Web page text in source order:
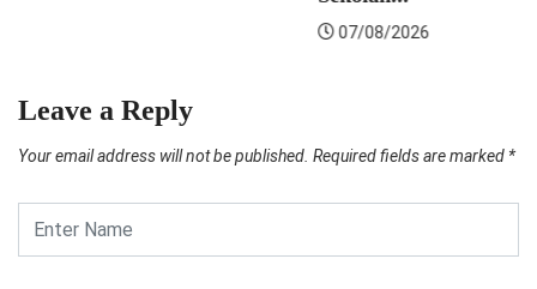
Leave a Reply
Your email address will not be published. Required fields are marked *